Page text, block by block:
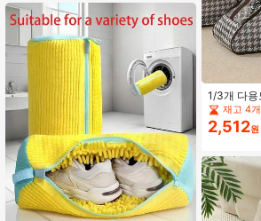
1/3개 다용
포함, 방진
발목 부츠
사용 경량
재고 4
2,512원